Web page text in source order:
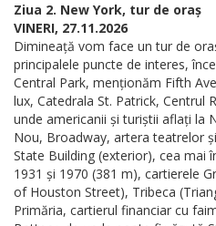
Ziua 2. New York, tur de oraș
VINERI, 27.11.2026
Dimineață vom face un tur de
principalele puncte de interes,
Central Park, menționăm Fifth
lux, Catedrala St. Patrick, Centrul
unde americanii și turiștii aflați la
Nou, Broadway, artera teatrelor
State Building (exterior), cea mai
1931 și 1970 (381 m), cartierele
of Houston Street), Tribeca
Primăria, cartierul financiar cu